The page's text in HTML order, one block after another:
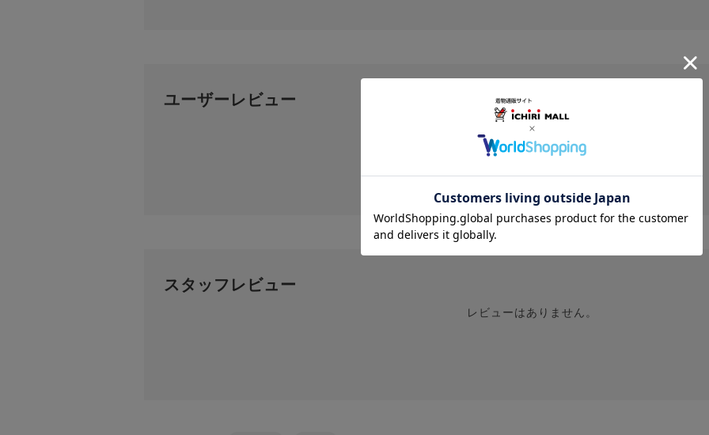
ユーザーレビュー
レビューはありません。
スタッフレビュー
レビューはありません。